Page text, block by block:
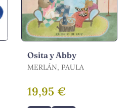
Osita y Abby
MERLÁN, PAULA
19,95 €